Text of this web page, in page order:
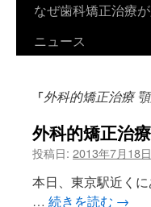
ツ
へ
なぜ歯科矯正治療
ニュース
「外科的矯正治療
外科的矯正治
投稿日: 2013年7月18日
本日、東京駅近く
… 続きを読む →